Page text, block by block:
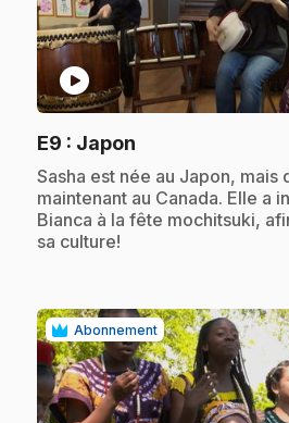
play_circle
E9 : Japon
.Sasha est née au Japon, mais
maintenant au Canada. Elle a
Bianca à la fête mochitsuki,
sa culture!
Abonnement